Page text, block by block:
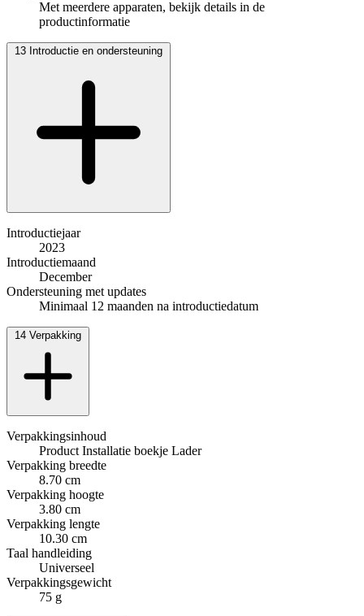
Met meerdere apparaten, bekijk details in de
productinformatie
13 Introductie en ondersteuning
Introductiejaar
2023
Introductiemaand
December
Ondersteuning met updates
Minimaal 12 maanden na introductiedatum
14 Verpakking
Verpakkingsinhoud
Product Installatie boekje Lader
Verpakking breedte
8.70 cm
Verpakking hoogte
3.80 cm
Verpakking lengte
10.30 cm
Taal handleiding
Universeel
Verpakkingsgewicht
75 g